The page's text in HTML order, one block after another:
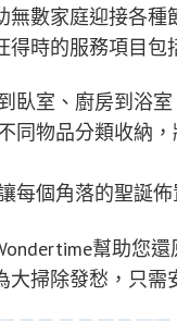
無數家庭迎接各
得時的服務項目包
臥室、廚房到浴
同物品分類收納
每個角落的聖誕
幫助您
大掃除發愁，只